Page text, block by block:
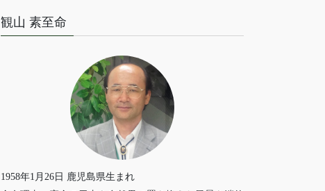
観山 素至命
1958年1月26日 鹿児島県生まれ